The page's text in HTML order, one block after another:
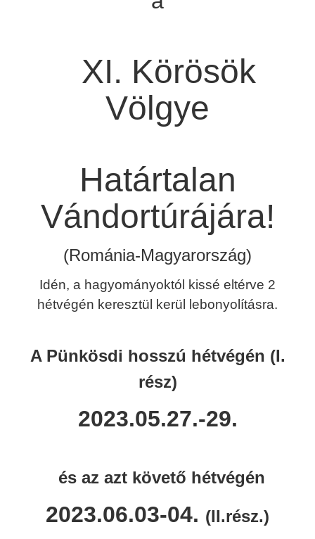
XI. Körösök
Völgye
Határtalan
Vándortúrájára!
(Románia-Magyarország)
Idén, a hagyományoktól kissé eltérve 2
hétvégén keresztül kerül lebonyolításra.
A Pünkösdi hosszú hétvégén (I.
rész)
2023.05.27.-29.
és az azt követő hétvégén
2023.06.03-04. (II.rész.)